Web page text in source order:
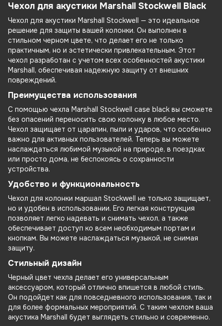
Чехол для акустики Marshall Stockwell Black
Чехол для акустики Marshall Stockwell — это идеальное
решение для защиты вашей колонки. Он выполнен в
стильном черном цвете, что делает его не только
практичным, но и эстетически привлекательным. Этот
чехол разработан с учетом всех особенностей акустики
Marshall, обеспечивая надежную защиту от внешних
повреждений.
Преимущества использования
С помощью чехла Marshall Stockwell case black вы сможете
без опасений переносить свою колонку в любое место.
Чехол защищает от царапин, пыли и ударов, что особенно
важно для активных пользователей. Теперь вы можете
наслаждаться любимой музыкой на природе, в поездках
или просто дома, не беспокоясь о сохранности
устройства.
Удобство и функциональность
Чехол для колонки маршал Stockwell не только защищает,
но и удобен в использовании. Его легкая конструкция
позволяет легко надевать и снимать чехол, а также
обеспечивает доступ ко всем необходимым портам и
кнопкам. Вы можете наслаждаться музыкой, не снимая
защиту.
Стильный дизайн
Черный цвет чехла делает его универсальным
аксессуаром, который отлично впишется в любой стиль.
Он подойдет как для повседневного использования, так и
для более формальных мероприятий. С таким чехлом ваша
акустика Marshall будет выглядеть стильно и современно.